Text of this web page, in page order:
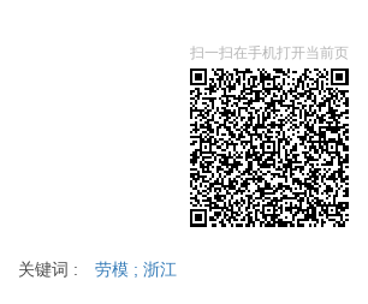
扫一扫在手机打开当前页
关键词 : 劳模 ; 浙江